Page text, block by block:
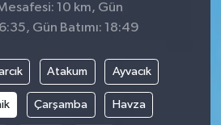
10 km, Gün
Gün Batımı: 18:49
Atakum Ayvacık
Çarşamba Havza